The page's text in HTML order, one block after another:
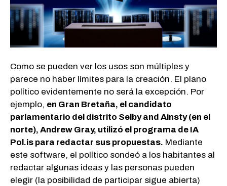
Como se pueden ver los usos son múltiples y
parece no haber límites para la creación. El plano
político evidentemente no será la excepción. Por
ejemplo, en Gran Bretaña, el candidato
parlamentario del distrito Selby and Ainsty (en el
norte), Andrew Gray, utilizó el programa de IA
Pol.is para redactar sus propuestas. Mediante
este software, el político sondeó a los habitantes al
redactar algunas ideas y las personas pueden
elegir (la posibilidad de participar sigue abierta)